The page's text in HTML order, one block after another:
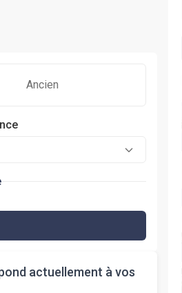
Ancien
actuellement à vos